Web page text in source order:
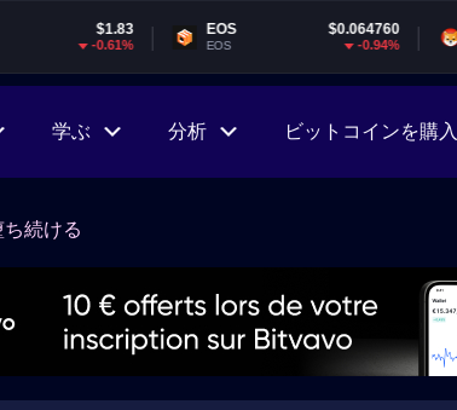
EOS
EOS
Shiba Inu
SHIB
学ぶ 分析 ビットコインを購入
続ける